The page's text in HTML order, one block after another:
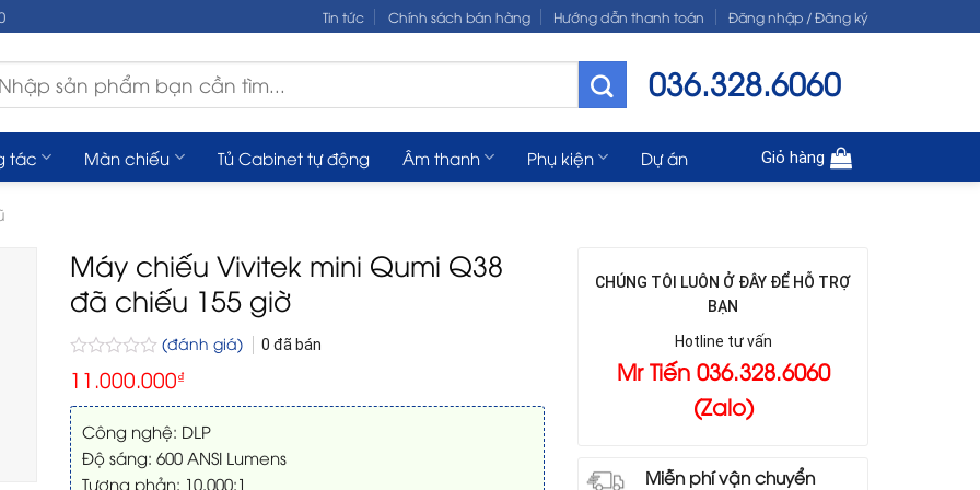
Tin tức Chính sách bán hàng Hướng dẫn thanh toán Đăng nhập / Đăng ký
036.328.6060
tác Màn chiếu Tủ Cabinet tự động Âm thanh Phụ kiện Dự án Giỏ hàng
Máy chiếu Vivitek mini Qumi Q38
đã chiếu 155 giờ
Được
xếp
hạng
0
5
sao
(đánh giá) 0 đã bán
11.000.000₫
Công nghệ: DLP
Độ sáng: 600 ANSI Lumens
Tương phản: 10.000:1
CHÚNG TÔI LUÔN Ở ĐÂY ĐỂ HỖ TRỢ
BẠN
Hotline tư vấn
Mr Tiến 036.328.6060
(Zalo)
Miễn phí vận chuyển